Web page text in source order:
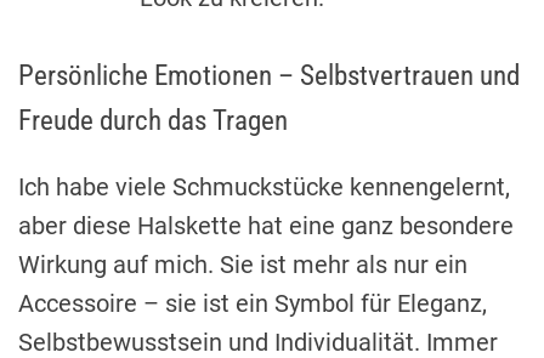
Persönliche Emotionen – Selbstvertrauen und
Freude durch das Tragen
Ich habe viele Schmuckstücke kennengelernt,
aber diese Halskette hat eine ganz besondere
Wirkung auf mich. Sie ist mehr als nur ein
Accessoire – sie ist ein Symbol für Eleganz,
Selbstbewusstsein und Individualität. Immer